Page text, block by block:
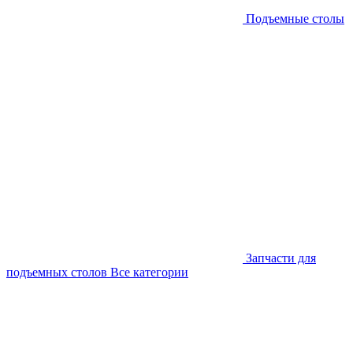
Подъемные столы
Запчасти для
подъемных столов Все категории